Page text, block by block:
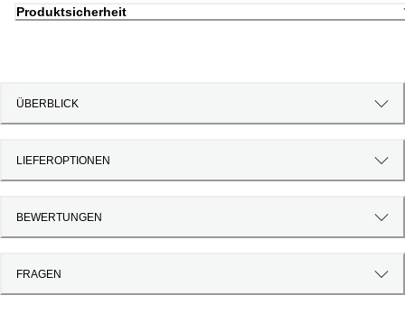
Produktsicherheit
ÜBERBLICK
LIEFEROPTIONEN
BEWERTUNGEN
FRAGEN